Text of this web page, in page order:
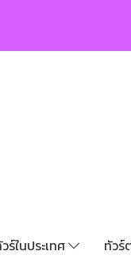
ร์ในประเทศ ทัวร์